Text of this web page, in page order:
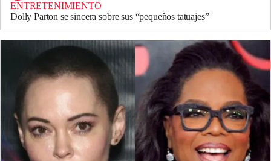
ENTRETENIMIENTO
Dolly Parton se sincera sobre sus “pequeños tatuajes”